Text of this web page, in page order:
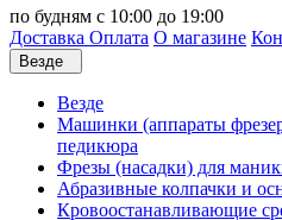
по будням с 10:00 до 19:00
Доставка Оплата О магазине
Везде
Везде
Машинки (аппараты
педикюра
Фрезы (насадки) для
Абразивные колпачки и
Кровоостанавливающие